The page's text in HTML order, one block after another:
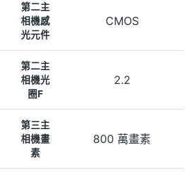
第二主
相機感
光元件
CMOS
第二主
相機光
圈F
2.2
第三主
相機畫
素
800 萬畫素